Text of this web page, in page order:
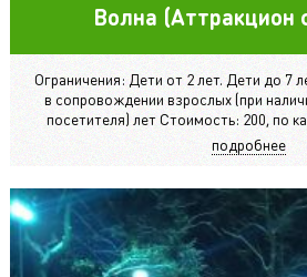
Волна (Аттракцион
Ограничения: Дети от 2 лет. Дети до 7
в сопровождении взрослых (при
посетителя) лет Стоимость: 200, по
подробнее